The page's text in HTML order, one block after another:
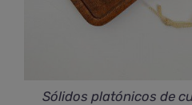
Sólidos platónicos de